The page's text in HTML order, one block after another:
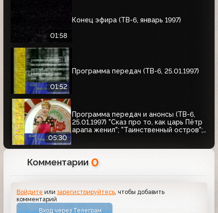
01:58
Конец эфира (ТВ-6, январь 1997)
01:52
Программа передач (ТВ-6, 25.01.1997)
05:30
Программа передач и анонсы (ТВ-6,
25.01.1997) "Сказ про то, как царь Пётр
арапа женил"; "Таинственный остров";
Комментарии 0
Войдите илизарегистрируйтесь, чтобы добавить
комментарий
Вход через Телеграм